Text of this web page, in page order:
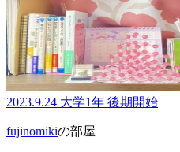
2023.9.24 大学1年 後期開始
fujinomikiの部屋